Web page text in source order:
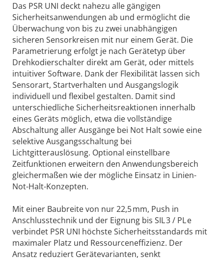
Das PSR UNI deckt nahezu alle gängigen
Sicherheitsanwendungen ab und ermöglicht die
Überwachung von bis zu zwei unabhängigen
sicheren Sensorkreisen mit nur einem Gerät. Die
Parametrierung erfolgt je nach Gerätetyp über
Drehkodierschalter direkt am Gerät, oder mittels
intuitiver Software. Dank der Flexibilität lassen sich
Sensorart, Startverhalten und Ausgangslogik
individuell und flexibel gestalten. Damit sind
unterschiedliche Sicherheitsreaktionen innerhalb
eines Geräts möglich, etwa die vollständige
Abschaltung aller Ausgänge bei Not Halt sowie eine
selektive Ausgangsschaltung bei
Lichtgitterauslösung. Optional einstellbare
Zeitfunktionen erweitern den Anwendungsbereich
gleichermaßen wie der mögliche Einsatz in Linien-
Not-Halt-Konzepten.
Mit einer Baubreite von nur 22,5 mm, Push in
Anschlusstechnik und der Eignung bis SIL 3 / PL e
verbindet PSR UNI höchste Sicherheitsstandards mit
maximaler Platz und Ressourceneffizienz. Der
Ansatz reduziert Gerätevarianten, senkt